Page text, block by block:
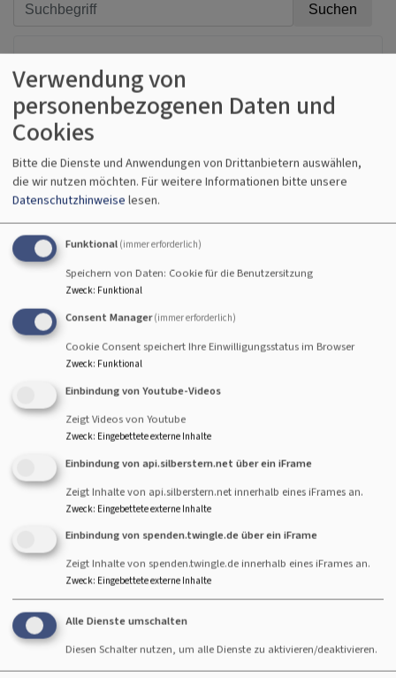
Erweiterter Filter
Do, 3.9. 19:15 Uhr
Klang&Spirit
Chorprobe
Kaufbeuren Christuskirche, Kaufbeuren-Neugablonz
Do, 17.9. 19:15 Uhr
Klang&Spirit
Chorprobe
Kaufbeuren
Christuskirche, Kaufbeuren-Neugablonz
Do, 24.9. 19:15 Uhr
Klang&Spirit
Chorprobe
Christuskirche, Kaufbeuren-Neugablonz
Do, 1.10. 19:15 Uhr
Klang&Spirit
Kaufbeuren Christuskirche, Kaufbeuren-Neugablonz
Verwendung von
personenbezogenen Daten und
Cookies
Bitte die Dienste und Anwendungen von Drittanbietern auswählen,
die wir nutzen möchten. Für weitere Informationen bitte unsere
Datenschutzhinweise lesen.
Funktional (immer erforderlich)
Speichern von Daten: Cookie für die Benutzersitzung
Zweck: Funktional
Consent Manager (immer erforderlich)
Cookie Consent speichert Ihre Einwilligungsstatus im Browser
Zweck: Funktional
Einbindung von Youtube-Videos
Zeigt Videos von Youtube
Zweck: Eingebettete externe Inhalte
Einbindung von api.silberstern.net über ein iFrame
Zeigt Inhalte von api.silberstern.net innerhalb eines iFrames an.
Zweck: Eingebettete externe Inhalte
Einbindung von spenden.twingle.de über ein iFrame
Zeigt Inhalte von spenden.twingle.de innerhalb eines iFrames an.
Zweck: Eingebettete externe Inhalte
Alle Dienste umschalten
Diesen Schalter nutzen, um alle Dienste zu aktivieren/deaktivieren.